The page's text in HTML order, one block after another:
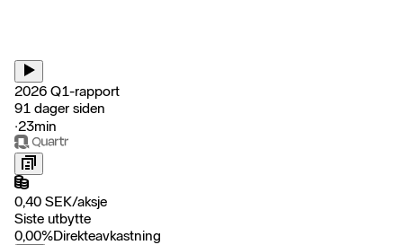
2026 Q1-rapport
91 dager siden
‧23min
0,40 SEK/aksje
Siste utbytte
0,00%Direkteavkastning